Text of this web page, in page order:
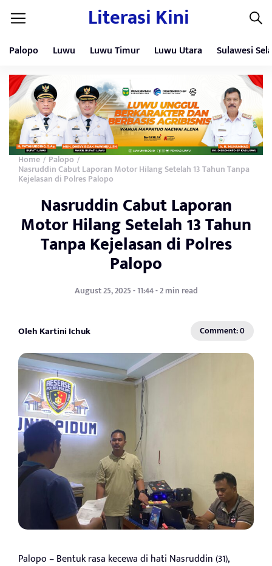
Literasi Kini
Palopo Luwu Luwu Timur Luwu Utara Sulawesi
Home / Palopo /
Nasruddin Cabut Laporan Motor Hilang Setelah 13 Tahun Tanpa
Kejelasan di Polres Palopo
Nasruddin Cabut Laporan
Motor Hilang Setelah 13 Tahun
Tanpa Kejelasan di Polres
Palopo
August 25, 2025 - 11:44 - 2 min read
Oleh Kartini Ichuk Comment: 0
Palopo – Bentuk rasa kecewa di hati Nasruddin (31),